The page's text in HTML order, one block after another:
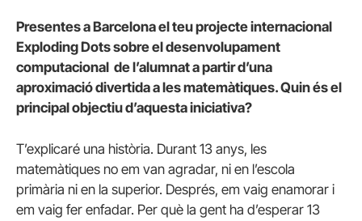
Presentes a Barcelona el teu projecte internacional
Exploding Dots sobre el desenvolupament
computacional de l’alumnat a partir d’una
aproximació divertida a les matemàtiques. Quin és el
principal objectiu d’aquesta iniciativa?
T’explicaré una història. Durant 13 anys, les
matemàtiques no em van agradar, ni en l’escola
primària ni en la superior. Després, em vaig enamorar i
em vaig fer enfadar. Per què la gent ha d’esperar 13